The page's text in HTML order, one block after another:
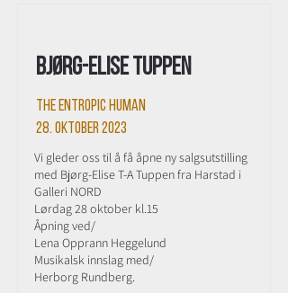
Bjørg-Elise Tuppen
The Entropic Human
28. oktober 2023
Vi gleder oss til å få åpne ny salgsutstilling
med Bjørg-Elise T-A Tuppen fra Harstad i
Galleri NORD
Lørdag 28 oktober kl.15
Åpning ved/
Lena Opprann Heggelund
Musikalsk innslag med/
Herborg Rundberg.